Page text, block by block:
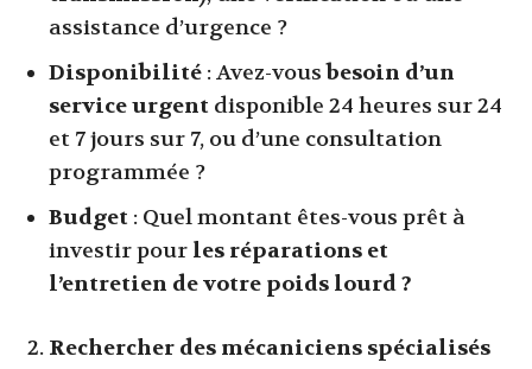
assistance d’urgence ?
Disponibilité : Avez-vousbesoin d’un
service urgent disponible 24 heures sur 24
et 7 jours sur 7, ou d’une consultation
programmée ?
Budget : Quel montant êtes-vous prêt à
investir pour les réparations et
l’entretien de votre poids lourd ?
Rechercher des mécaniciens spécialisés